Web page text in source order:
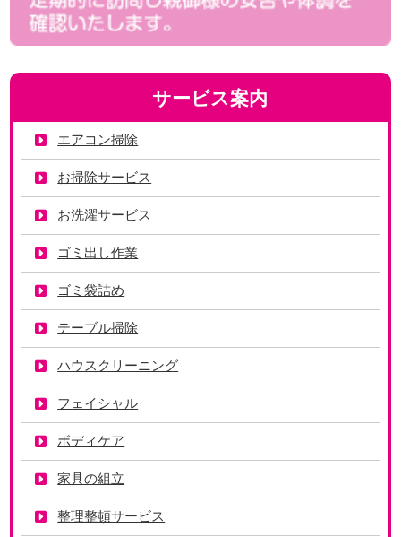
サービス案内
エアコン掃除
お掃除サービス
お洗濯サービス
ゴミ出し作業
ゴミ袋詰め
テーブル掃除
ハウスクリーニング
フェイシャル
ボディケア
家具の組立
整理整頓サービス